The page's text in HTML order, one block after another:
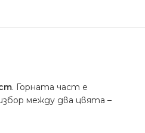
. Горната част е
между два цвята –